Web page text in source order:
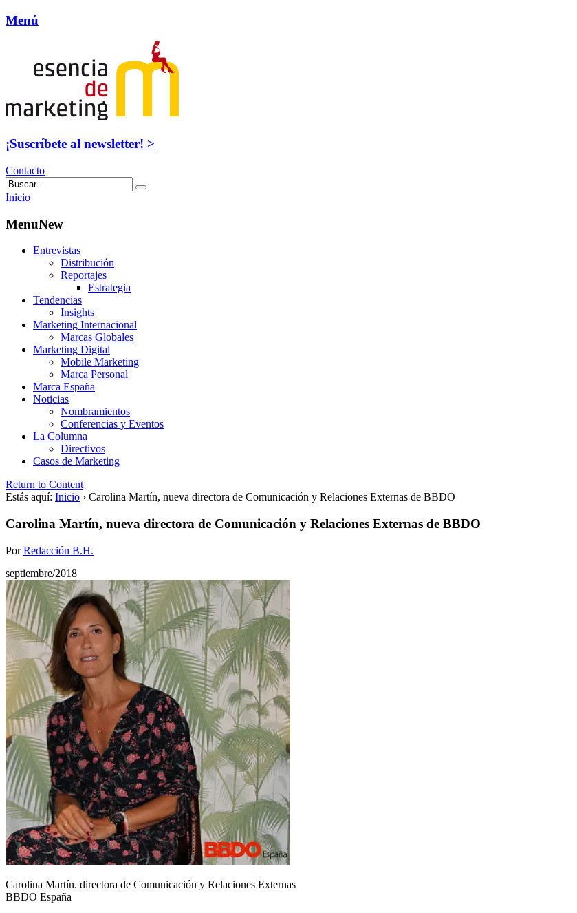
Menú
¡Suscríbete al newsletter! >
Contacto
Inicio
MenuNew
Entrevistas
Distribución
Reportajes
Estrategia
Tendencias
Insights
Marketing Internacional
Marcas Globales
Marketing Digital
Mobile Marketing
Marca Personal
Marca España
Noticias
Nombramientos
Conferencias y Eventos
La Columna
Directivos
Casos de Marketing
Return to Content
Estás aquí: Inicio › Carolina Martín, nueva directora de Comunicación y Relaciones Externas de BBDO
Carolina Martín, nueva directora de Comunicación y Relaciones Externas de BBDO
PorRedacción B.H.
septiembre/2018
Carolina Martín. directora de Comunicación y Relaciones Externas
BBDO España